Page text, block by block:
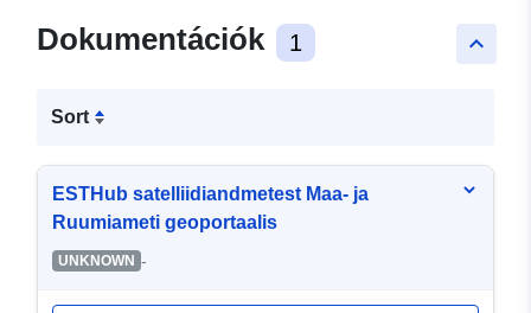
keyboard_arrow_up
Dokumentációk 1
Sort
ESTHub satelliidiandmetest Maa- ja
Ruumiameti geoportaalis
UNKNOWN -